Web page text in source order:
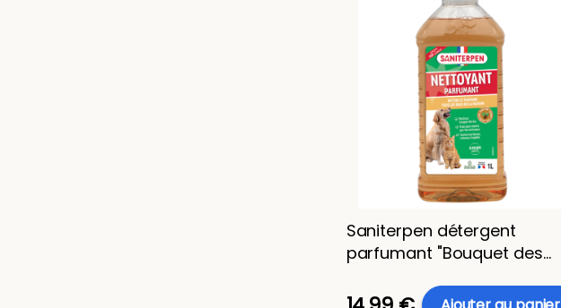
Saniterpen détergent
parfumant "Bouquet des